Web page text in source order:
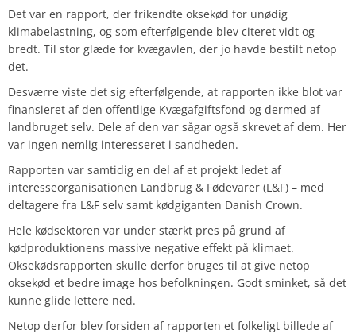
Det var en rapport, der frikendte oksekød for unødig
klimabelastning, og som efterfølgende blev citeret vidt og
bredt. Til stor glæde for kvægavlen, der jo havde bestilt netop
det.
Desværre viste det sig efterfølgende, at rapporten ikke blot var
finansieret af den offentlige Kvægafgiftsfond og dermed af
landbruget selv. Dele af den var sågar også skrevet af dem. Her
var ingen nemlig interesseret i sandheden.
Rapporten var samtidig en del af et projekt ledet af
interesseorganisationen Landbrug & Fødevarer (L&F) – med
deltagere fra L&F selv samt kødgiganten Danish Crown.
Hele kødsektoren var under stærkt pres på grund af
kødproduktionens massive negative effekt på klimaet.
Oksekødsrapporten skulle derfor bruges til at give netop
oksekød et bedre image hos befolkningen. Godt sminket, så det
kunne glide lettere ned.
Netop derfor blev forsiden af rapporten et folkeligt billede af